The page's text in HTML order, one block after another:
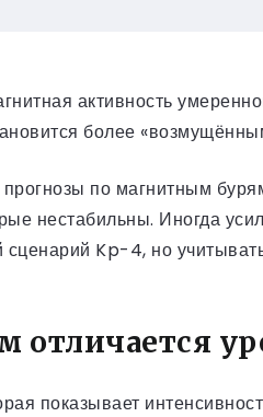
активность
более
по магнитным
нестабильны. Иногда
Kp-4, но
отличается
показывает